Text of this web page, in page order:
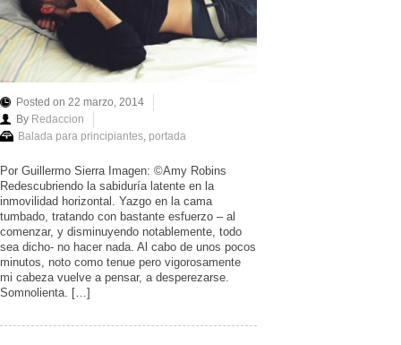
Posted on 22 marzo, 2014
By Redaccion
Balada para principiantes portada
Por Guillermo Sierra Imagen: ©Amy Robins
Redescubriendo la sabiduría latente en la
inmovilidad horizontal. Yazgo en la cama
tumbado, tratando con bastante esfuerzo – al
comenzar, y disminuyendo notablemente, todo
sea dicho- no hacer nada. Al cabo de unos pocos
minutos, noto como tenue pero vigorosamente
mi cabeza vuelve a pensar, a desperezarse.
Somnolienta. […]